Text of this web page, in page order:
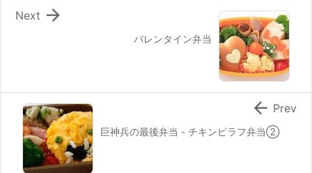
バレンタイン弁当

Next
巨神兵の最後弁当 - チキンピラフ弁当②
 Prev